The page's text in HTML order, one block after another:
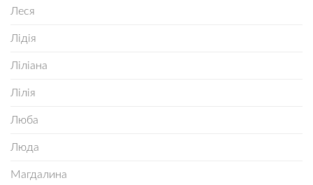
Леся
Лідія
Ліліана
Лілія
Люба
Люда
Магдалина